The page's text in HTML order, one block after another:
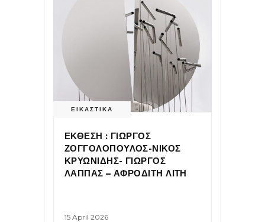
ΕΙΚΑΣΤΙΚΑ
ΕΚΘΕΣΗ : ΓΙΩΡΓΟΣ
ΖΟΓΓΟΛΟΠΟΥΛΟΣ-ΝΙΚΟΣ
ΚΡΥΩΝΙΔΗΣ- ΓΙΩΡΓΟΣ
ΛΑΠΠΑΣ – ΑΦΡΟΔΙΤΗ ΛΙΤΗ
15 April 2026